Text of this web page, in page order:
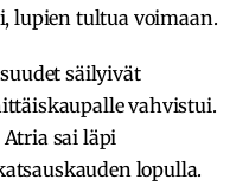
lupien tultua voimaan.
säilyivät
vahvistui.
Atria sai läpi
lopulla.